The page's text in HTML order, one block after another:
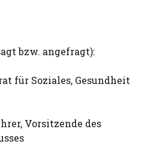
bzw. angefragt):
für Soziales, Gesundheit
Vorsitzende des